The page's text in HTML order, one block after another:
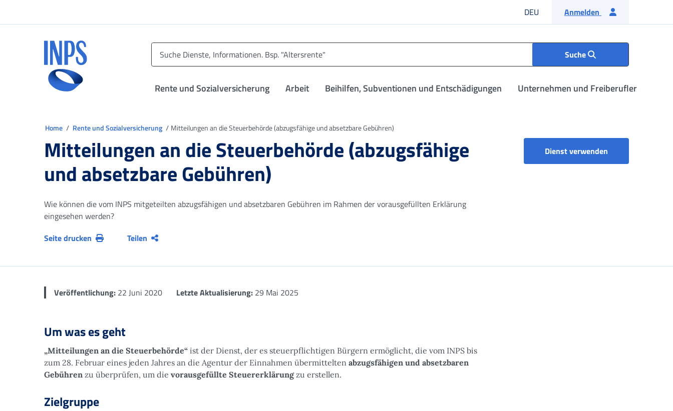
DEU Deutsche Sprache
Anmelden
Suche
Rente und Sozialversicherung Arbeit Beihilfen, Subventionen und Entschädigungen Unternehmen und Freiberufler
Home Rente und Sozialversicherung Mitteilungen an die Steuerbehörde (abzugsfähige und absetzbare Gebühren)
Mitteilungen an die Steuerbehörde (abzugsfähige
und absetzbare Gebühren)
Dienst verwenden
Wie können die vom INPS mitgeteilten abzugsfähigen und absetzbaren Gebühren im Rahmen der vorausgefüllten Erklärung
eingesehen werden?
Seite drucken
Teilen
Veröffentlichung: 22 Juni 2020 Letzte Aktualisierung: 29 Mai 2025
Um was es geht
„Mitteilungen an die Steuerbehörde“ ist der Dienst, der es steuerpflichtigen Bürgern ermöglicht, die vom INPS bis
zum 28. Februar eines jeden Jahres an die Agentur der Einnahmen übermittelten abzugsfähigen und absetzbaren
Gebühren zu überprüfen, um die vorausgefüllte Steuererklärungzu erstellen.
Zielgruppe